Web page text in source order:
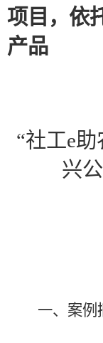
项目，依
产品
“社工e
兴
一、案例